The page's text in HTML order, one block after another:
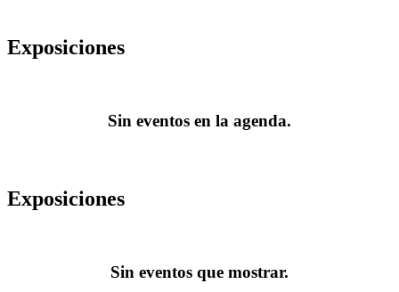
Exposiciones
Sin eventos en la agenda.
Exposiciones
Sin eventos que mostrar.